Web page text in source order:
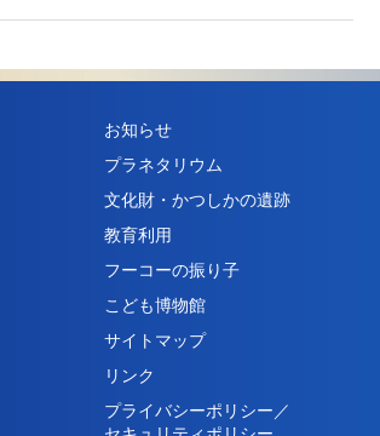
お知らせ
プラネタリウム
文化財・かつしかの遺跡
教育利用
フーコーの振り子
こども博物館
サイトマップ
リンク
プライバシーポリシー／